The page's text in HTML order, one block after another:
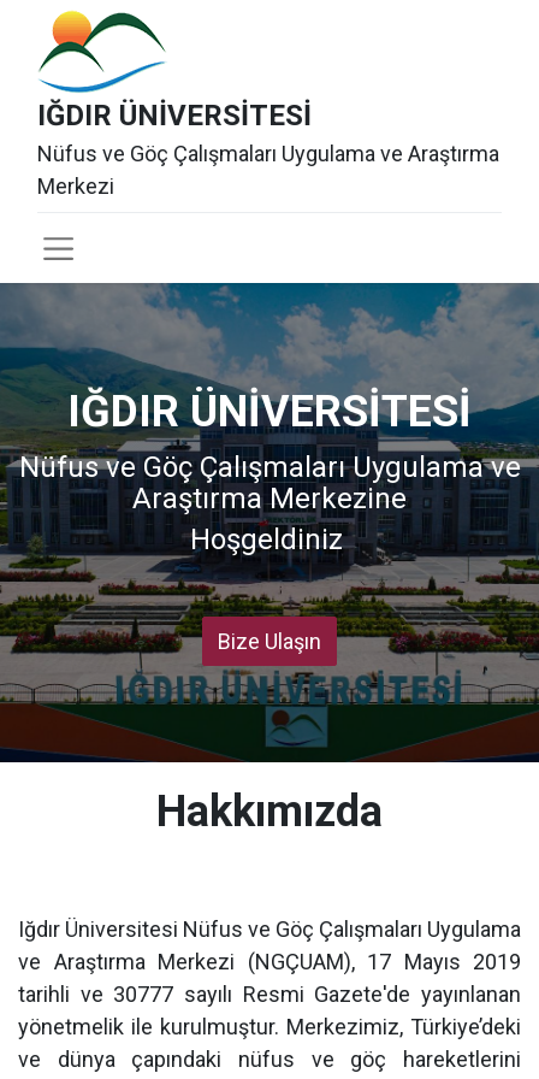
IĞDIR ÜNİVERSİTESİ
​Nüfus ve Göç Çalışmaları Uygulama ve Araştırma
Merkezi
IĞDIR ÜNİVERSİTESİ
Nüfus ve Göç Çalışmaları Uygulama ve
Araştırma Merkezine
Hoşgeldiniz
Bize Ulaşın
Hakkımızda
Iğdır Üniversitesi Nüfus ve Göç Çalışmaları Uygulama
ve Araştırma Merkezi (NGÇUAM), 17 Mayıs 2019
tarihli ve 30777 sayılı Resmi Gazete'de yayınlanan
yönetmelik ile kurulmuştur. Merkezimiz, Türkiye’deki
ve dünya çapındaki nüfus ve göç hareketlerini